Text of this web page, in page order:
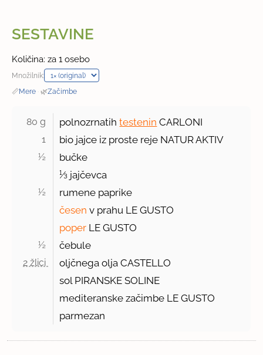
SESTAVINE
Količina: za 1 osebo
Množilnik:
📏Mere · 🌿Začimbe
80 g polnozrnatihtestenin CARLONI
1 bio jajce iz proste reje NATUR AKTIV
½
bučke
⅓ jajčevca
½
rumene paprike
česen v prahu LE GUSTO
poper LE GUSTO
½ čebule
2 žlici
oljčnega olja CASTELLO
sol PIRANSKE SOLINE
mediteranske začimbe LE GUSTO
parmezan